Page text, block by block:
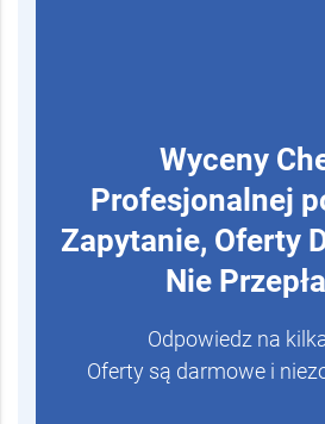
Wyceny
Profesjonalnej
Zapytanie, Oferty
Nie
Odpowiedz na
Oferty są darmowe i